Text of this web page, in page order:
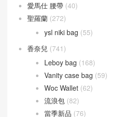
Barenia 馬鞍皮
Box calfskin
Chevre Mysore 山羊皮
Doblis Suede 麂皮
Evercolor 皮革(34)
Jonathan Leather(13)
Taurillion Novillo
Taurillon Clemence 皮
Togo leather(12)